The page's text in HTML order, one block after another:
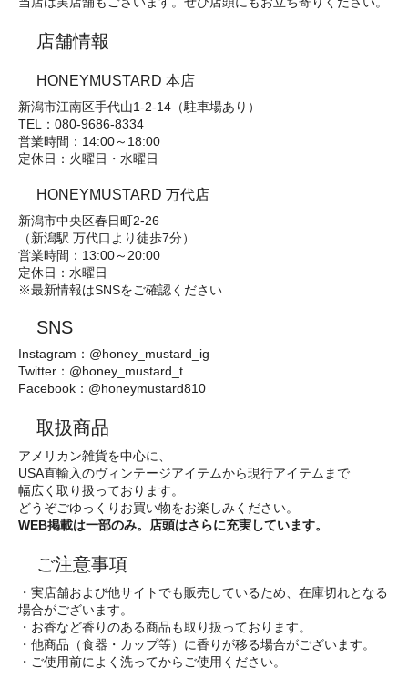
店舗情報
HONEYMUSTARD 本店
新潟市江南区手代山1-2-14（駐車場あり）
TEL：080-9686-8334
営業時間：14:00～18:00
定休日：火曜日・水曜日
HONEYMUSTARD 万代店
新潟市中央区春日町2-26
（新潟駅 万代口より徒歩7分）
営業時間：13:00～20:00
定休日：水曜日
※最新情報はSNSをご確認ください
SNS
Instagram：@honey_mustard_ig
Twitter：@honey_mustard_t
Facebook：@honeymustard810
取扱商品
アメリカン雑貨を中心に、
USA直輸入のヴィンテージアイテムから現行アイテムまで
幅広く取り扱っております。
どうぞごゆっくりお買い物をお楽しみください。
WEB掲載は一部のみ。店頭はさらに充実しています。
ご注意事項
・実店舗および他サイトでも販売しているため、在庫切れとなる
場合がございます。
・お香など香りのある商品も取り扱っております。
・他商品（食器・カップ等）に香りが移る場合がございます。
・ご使用前によく洗ってからご使用ください。